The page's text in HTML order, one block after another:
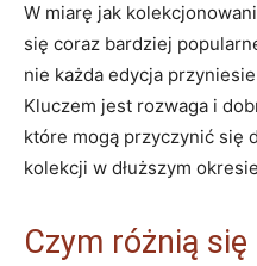
W miarę jak
się coraz bardziej
nie każda edycja
Kluczem jest rozwaga i
które mogą przyczynić się
kolekcji w dłuższym
Czym różnią